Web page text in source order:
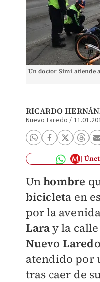
Un doctor Simi atiende
RICARDO
Nuevo Laredo /
Unhombre
bicicleta en
por la avenida
Lara y la calle
Nuevo Laredo
atendido por
tras caer de